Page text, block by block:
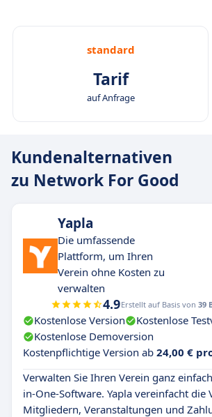
standard
Tarif
auf Anfrage
Kundenalternativen
zu Network For Good
Yapla
Die umfassende
Plattform, um Ihren
Verein ohne Kosten zu
verwalten
4.9Erstellt auf Basis von 39
Kostenlose Version
Kostenlose
Kostenlose Demoversion
Kostenpflichtige Version ab 24,00 €
Verwalten Sie Ihren Verein ganz
in-One-Software. Yapla vereinfacht die
Mitgliedern, Veranstaltungen und